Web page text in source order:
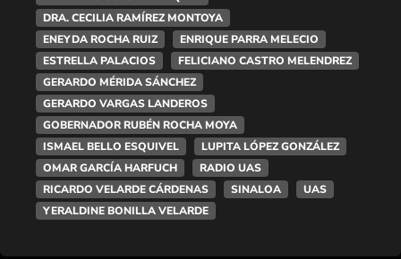
DRA. CECILIA RAMÍREZ MONTOYA
ENEYDA ROCHA RUIZ
ENRIQUE PARRA MELECIO
ESTRELLA PALACIOS
FELICIANO CASTRO MELENDREZ
GERARDO MÉRIDA SÁNCHEZ
GERARDO VARGAS LANDEROS
GOBERNADOR RUBÉN ROCHA MOYA
ISMAEL BELLO ESQUIVEL
LUPITA LÓPEZ GONZÁLEZ
OMAR GARCÍA HARFUCH
RADIO UAS
RICARDO VELARDE CÁRDENAS
SINALOA
UAS
YERALDINE BONILLA VELARDE